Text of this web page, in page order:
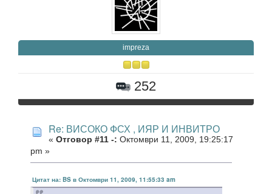
impreza
252
Re: ВИСОКО ФСХ , ИЯР И ИНВИТРО
« Отговор #11 -: Октомври 11, 2009, 19:25:17
pm »
Цитат на: BS в Октомври 11, 2009, 11:55:33 am